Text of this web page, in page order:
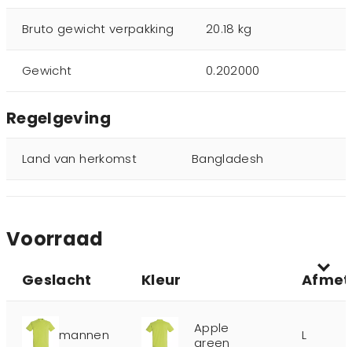
Bruto gewicht verpakking 20.18 kg
Gewicht 0.202000
Regelgeving
Land van herkomst Bangladesh
Voorraad
Geslacht Kleur
mannen
Apple
green
L